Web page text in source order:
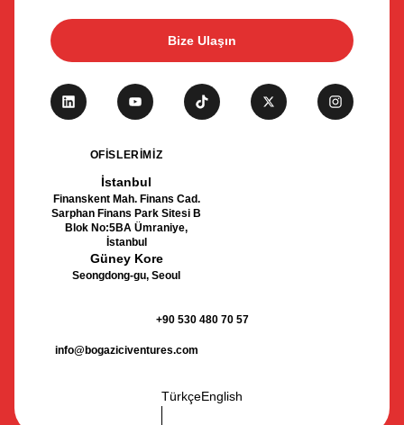
Bize Ulaşın
OFİSLERİMİZ
İstanbul
Finanskent Mah. Finans Cad.
Sarphan Finans Park Sitesi B
Blok No:5BA Ümraniye,
İstanbul
Güney Kore
Seongdong-gu, Seoul
+90 530 480 70 57
info@bogaziciventures.com
TürkçeEnglish